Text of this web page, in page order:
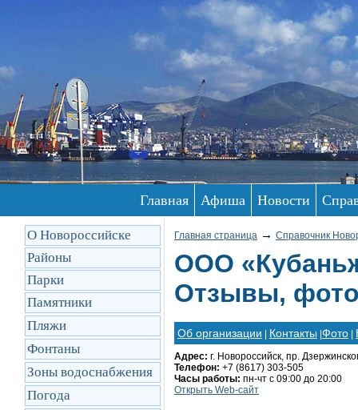
Главная Афиша Новости
О Новороссийске
Районы
Парки
Памятники
Пляжи
Фонтаны
Зоны водоснабжения
Погода
Главная страница → Справочник
ООО
Отзывы,
Об организации Контакты Фото
Адрес: г. Новороссийск, пр.
Телефон: +7 (8617) 303-505
Часы работы: пн-чт с 09:00 до 20:00
Открыть Web-сайт